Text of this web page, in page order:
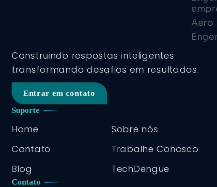
Construindo respostas inteligentes
transformando desafios em resultados.
Entrar em contato
Suporte
Home
Sobre nós
Contato
Trabalhe Conosco
Blog
TechDengue
Contato